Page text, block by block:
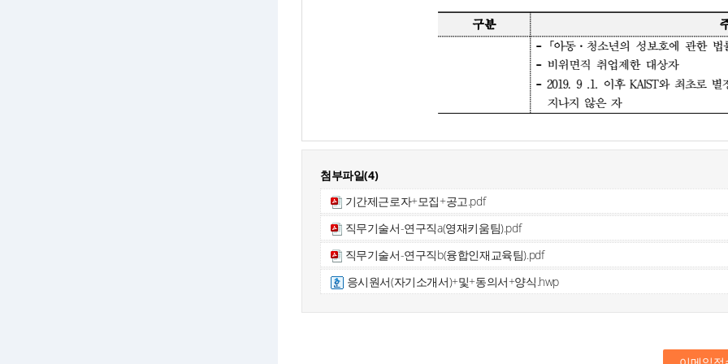
첨부파일(4)
기간제근로자+모집+공고.pdf
직무기술서-연구직a(영재키움팀).pdf
직무기술서-연구직b(융합인재교육팀).pdf
응시원서(자기소개서)+및+동의서+양식.hwp